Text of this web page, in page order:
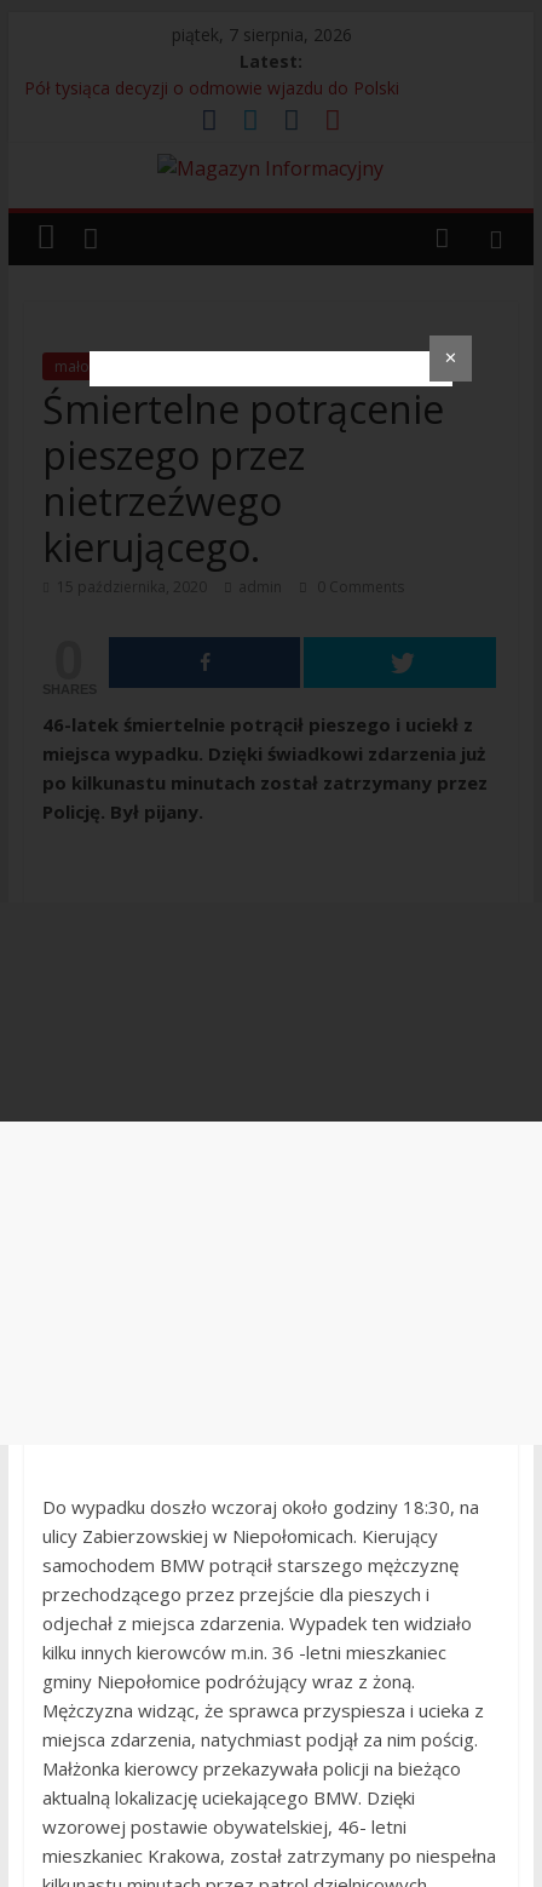
piątek, 7 sierpnia, 2026
Latest:
Pół tysiąca decyzji o odmowie wjazdu do Polski
Bagaż bez właściciela przyczyną interwencji na lotnisku
Legia Warszawa i adidas prezentują nową koszulkę
Próbowali uniknąć odpowiedzialności – 280 osób
zatrzymanych przez Straż Graniczną
małopolskie
Śmiertelne potrącenie
pieszego przez
nietrzeźwego
kierującego.
15 października, 2020 admin 0 Comments
SHARES
46-latek śmiertelnie potrącił pieszego i uciekł z
miejsca wypadku. Dzięki świadkowi zdarzenia już
po kilkunastu minutach został zatrzymany przez
Policję. Był pijany.
Do wypadku doszło wczoraj około godziny 18:30, na
ulicy Zabierzowskiej w Niepołomicach. Kierujący
samochodem BMW potrącił starszego mężczyznę
przechodzącego przez przejście dla pieszych i
odjechał z miejsca zdarzenia. Wypadek ten widziało
kilku innych kierowców m.in. 36 -letni mieszkaniec
gminy Niepołomice podróżujący wraz z żoną.
Mężczyzna widząc, że sprawca przyspiesza i ucieka z
miejsca zdarzenia, natychmiast podjął za nim pościg.
Małżonka kierowcy przekazywała policji na bieżąco
aktualną lokalizację uciekającego BMW. Dzięki
wzorowej postawie obywatelskiej, 46- letni
mieszkaniec Krakowa, został zatrzymany po niespełna
✕